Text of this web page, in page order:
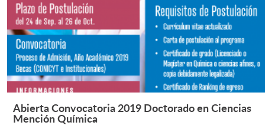
Leer Más +
Abierta Convocatoria 2019 Doctorado en Ciencias
Mención Química